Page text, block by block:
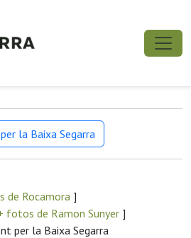
la Baixa Segarra
de Rocamora ]
fotos de Ramon Sunyer ]
per la Baixa Segarra